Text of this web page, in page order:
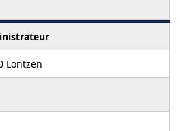
Lontzen